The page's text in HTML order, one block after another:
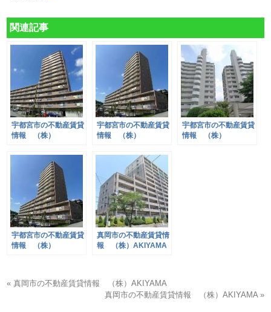
関連記事
宇都宮市の不動産賃貸
情報 （株）
宇都宮市の不動産賃貸
情報 （株）
宇都宮市の不動産賃貸
情報 （株）
宇都宮市の不動産賃貸
情報 （株）
真岡市の不動産賃貸情
報 （株）AKIYAMA
« 真岡市の不動産賃貸情報 （株）AKIYAMA
真岡市の不動産賃貸情報 （株）AKIYAMA »